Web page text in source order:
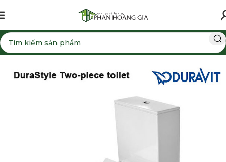
Trang chủ Bồn cầu Bồn cầu 2 khối